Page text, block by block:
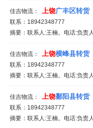
佳吉物流： 上饶广丰区转货
联系：18942348777
摘要：联系人:王楠。电话:负责
佳吉物流： 上饶横峰县转货
联系：18942348777
摘要：联系人:王楠。电话:负责
佳吉物流： 上饶鄱阳县转货
联系：18942348777
摘要：联系人:王楠。电话:负责